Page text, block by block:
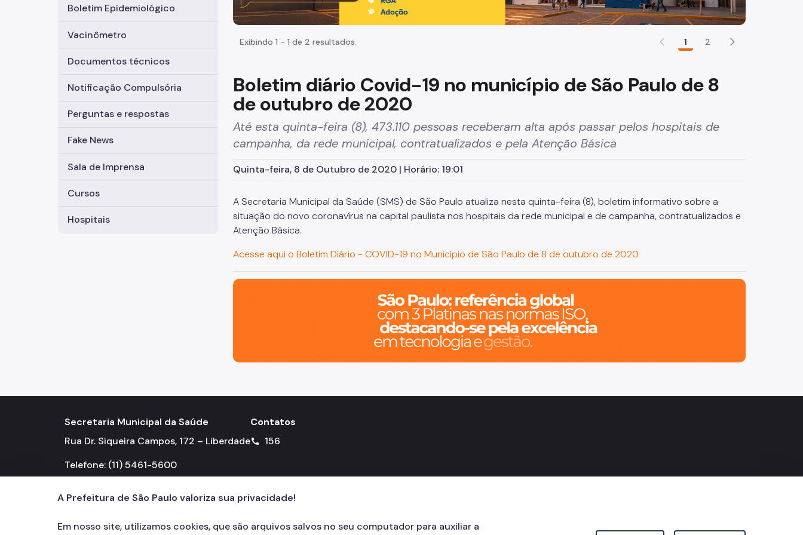
Boletim Epidemiológico
Vacinômetro
Documentos técnicos
Notificação Compulsória
Perguntas e respostas
Fake News
Sala de Imprensa
Cursos
Hospitais
Exibindo 1 - 1 de 2 resultados. 1 2
Boletim diário Covid-19 no município de São Paulo de 8
de outubro de 2020
Até esta quinta-feira (8), 473.110 pessoas receberam alta após passar pelos hospitais de
campanha, da rede municipal, contratualizados e pela Atenção Básica
Quinta-feira, 8 de Outubro de 2020 | Horário: 19:01
A Secretaria Municipal da Saúde (SMS) de São Paulo atualiza nesta quinta-feira (8), boletim informativo sobre a
situação do novo coronavírus na capital paulista nos hospitais da rede municipal e de campanha, contratualizados e
Atenção Básica.
Acesse aqui o Boletim Diário - COVID-19 no Município de São Paulo de 8 de outubro de 2020
São Paulo, cidade inteligente, resiliente e sustentável
Secretaria Municipal da Saúde
Rua Dr. Siqueira Campos, 172 – Liberdade
Telefone: (11) 5461-5600
Contatos
call 156
A Prefeitura de São Paulo valoriza sua privacidade!
Em nosso site, utilizamos cookies, que são arquivos salvos no seu computador para auxiliar a